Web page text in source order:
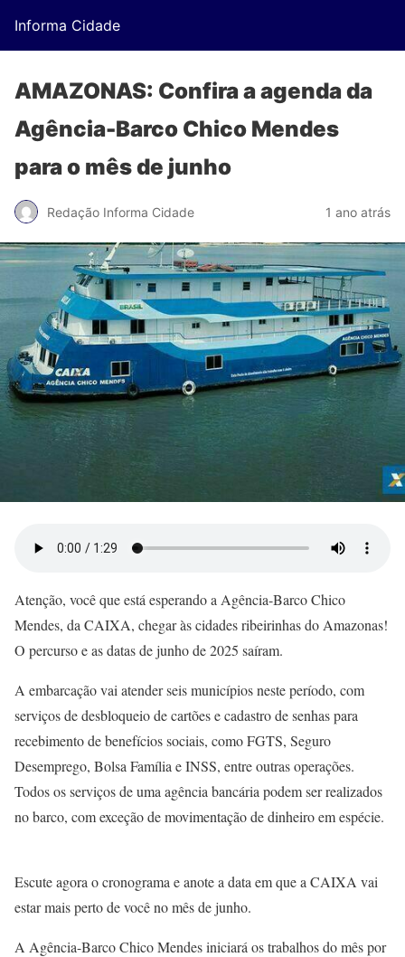
Informa Cidade
AMAZONAS: Confira a agenda da
Agência-Barco Chico Mendes
para o mês de junho
Redação Informa Cidade 1 ano atrás
Atenção, você que está esperando a Agência-Barco Chico
Mendes, da CAIXA, chegar às cidades ribeirinhas do Amazonas!
O percurso e as datas de junho de 2025 saíram.
A embarcação vai atender seis municípios neste período, com
serviços de desbloqueio de cartões e cadastro de senhas para
recebimento de benefícios sociais, como FGTS, Seguro
Desemprego, Bolsa Família e INSS, entre outras operações.
Todos os serviços de uma agência bancária podem ser realizados
no barco, com exceção de movimentação de dinheiro em espécie.
Escute agora o cronograma e anote a data em que a CAIXA vai
estar mais perto de você no mês de junho.
A Agência-Barco Chico Mendes iniciará os trabalhos do mês por